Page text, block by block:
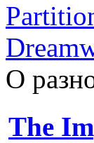
О
The